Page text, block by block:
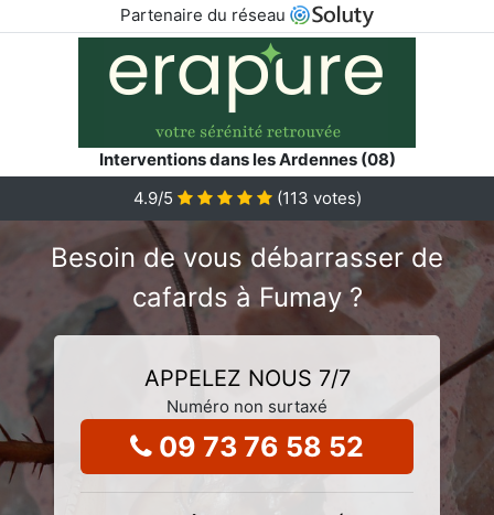
Partenaire du réseau
Interventions dans les Ardennes (08)
4.9/5 (113 votes)
Besoin de vous débarrasser de
cafards à Fumay ?
APPELEZ NOUS 7/7
Numéro non surtaxé
09 73 76 58 52